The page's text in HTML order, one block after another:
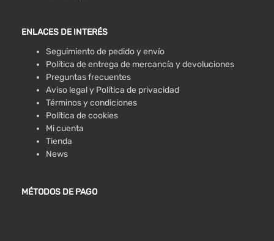
ENLACES DE INTERÉS
Seguimiento de pedido y envío
Política de entrega de mercancía y devoluciones
Preguntas frecuentes
Aviso legal y Política de privacidad
Términos y condiciones
Política de cookies
Mi cuenta
Tienda
News
MÉTODOS DE PAGO